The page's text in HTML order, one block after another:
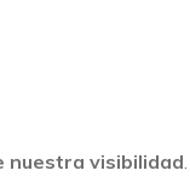
nuestra visibilidad